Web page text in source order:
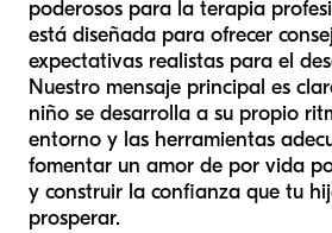
poderosos para la terapia
está diseñada para ofrecer
expectativas realistas para el
Nuestro mensaje principal es
niño se desarrolla a su propio
entorno y las herramientas
fomentar un amor de por vida
y construir la confianza que tu
prosperar.